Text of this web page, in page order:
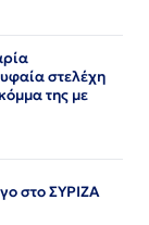
στελέχη
της με
στο ΣΥΡΙΖΑ